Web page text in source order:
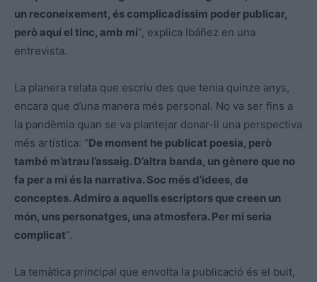
un reconeixement, és complicadíssim poder publicar,
però aquí el tinc, amb mi”, explica Ibáñez en una
entrevista.
La planera relata que escriu des que tenia quinze anys,
encara que d’una manera més personal. No va ser fins a
la pandèmia quan se va plantejar donar-li una perspectiva
més artística: “De moment he publicat poesia, però
també m’atrau l’assaig. D’altra banda, un gènere que no
fa per a mi és la narrativa. Soc més d’idees, de
conceptes. Admiro a aquells escriptors que creen un
món, uns personatges, una atmosfera. Per mi seria
complicat”.
La temàtica principal que envolta la publicació és el buit,